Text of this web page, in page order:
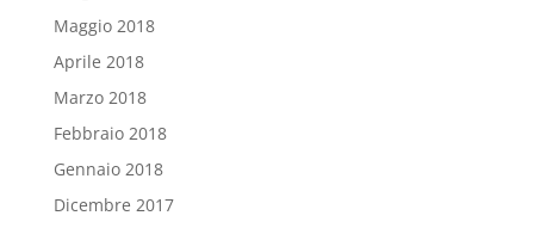
Maggio 2018
Aprile 2018
Marzo 2018
Febbraio 2018
Gennaio 2018
Dicembre 2017